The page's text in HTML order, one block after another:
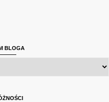
BLOGA